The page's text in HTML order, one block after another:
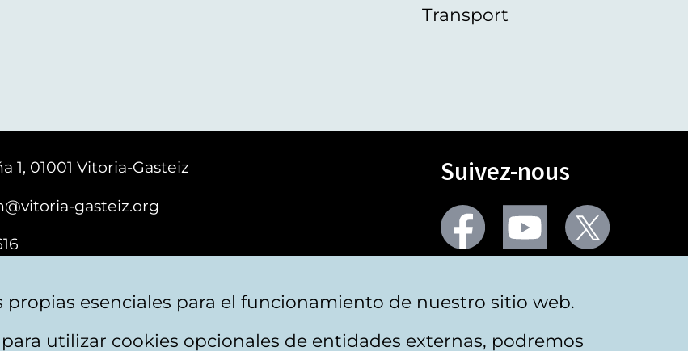
Transport
1, 01001 Vitoria-Gasteiz
gasteiz.org
Suivez-nous
Facebook Youtube
esenciales para el funcionamiento de nuestro sitio web.
utilizar cookies opcionales de entidades externas, podremos